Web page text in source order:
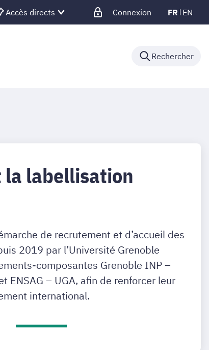
Accès directs Connexion FR EN
Rechercher
la labellisation
de recrutement et d’accueil des
2019 par l’Université Grenoble
composantes Grenoble INP –
ENSAG – UGA, afin de renforcer leur
international.